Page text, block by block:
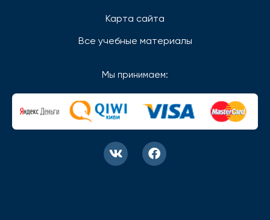
Карта сайта
Все учебные материалы
Мы принимаем: